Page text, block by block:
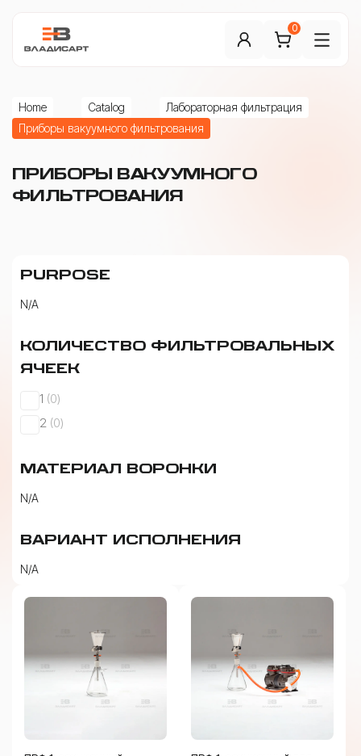
0
Home Catalog
Лабораторная фильтрация
Приборы вакуумного фильтрования
ПРИБОРЫ ВАКУУМНОГО
ФИЛЬТРОВАНИЯ
PURPOSE
N/A
КОЛИЧЕСТВО ФИЛЬТРОВАЛЬНЫХ
ЯЧЕЕК
1 00
2 00
МАТЕРИАЛ ВОРОНКИ
N/A
ВАРИАНТ ИСПОЛНЕНИЯ
N/A